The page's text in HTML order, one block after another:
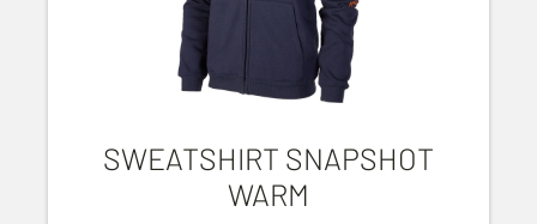
SWEATSHIRT SNAPSHOT
WARM